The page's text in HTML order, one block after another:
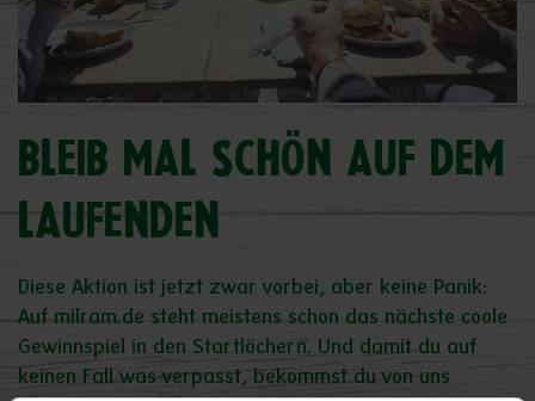
BLEIB MAL SCHÖN AUF DEM
LAUFENDEN
Diese Aktion ist jetzt zwar vorbei, aber keine Panik:
Auf milram.de steht meistens schon das nächste coole
Gewinnspiel in den Startlöchern. Und damit du auf
keinen Fall was verpasst, bekommst du von uns